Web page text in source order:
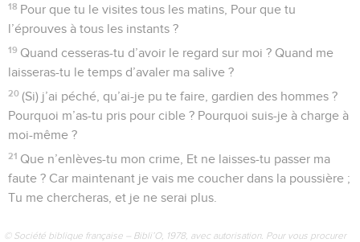
18 Pour que tu le visites tous les matins, Pour que tu
l’éprouves à tous les instants ?
19 Quand cesseras-tu d’avoir le regard sur moi ? Quand me
laisseras-tu le temps d’avaler ma salive ?
20 (Si) j’ai péché, qu’ai-je pu te faire, gardien des hommes ?
Pourquoi m’as-tu pris pour cible ? Pourquoi suis-je à charge à
moi-même ?
21 Que n’enlèves-tu mon crime, Et ne laisses-tu passer ma
faute ? Car maintenant je vais me coucher dans la poussière ;
Tu me chercheras, et je ne serai plus.
© Société biblique française – Bibli’O, 1978, avec autorisation. Pour vous procurer